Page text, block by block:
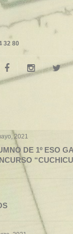
32 80
2021
DE 1º ESO